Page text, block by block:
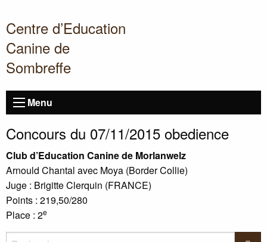
Centre d’Education
Canine de
Sombreffe
Menu
Concours du 07/11/2015 obedience
Club d’Education Canine de Morlanwelz
Arnould Chantal avec Moya (Border Collie)
Juge : Brigitte Clerquin (FRANCE)
Points : 219,50/280
Place : 2e
Rechercher